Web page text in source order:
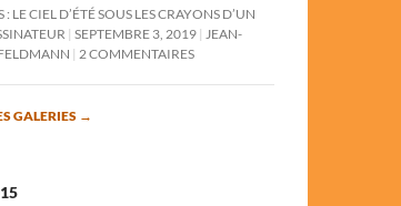
: LE CIEL D’ÉTÉ SOUS LES CRAYONS D’UN
SEPTEMBRE 3, 2019
JEAN-
2 COMMENTAIRES
GALERIES →